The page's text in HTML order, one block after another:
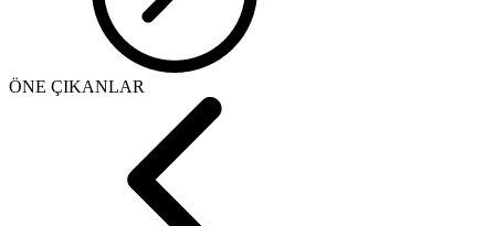
ÖNE ÇIKANLAR